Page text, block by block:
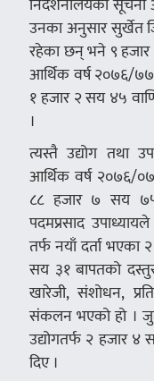
निर्देशनालयकी सूचना
उनका अनुसार सुर्खेत
रहेका छन् भने ९
आर्थिक वर्ष २०७६/
१ हजार २ सय ४५
।
त्यस्तै उद्योग तथा
आर्थिक वर्ष २०७६/
८८ हजार ७ सय ७५
पदमप्रसाद
तर्फ नयाँ दर्ता भएका
सय ३१ बापतको
खारेजी, संशोधन,
संकलन भएको हो ।
उद्योगतर्फ २ हजार ४
दिए ।